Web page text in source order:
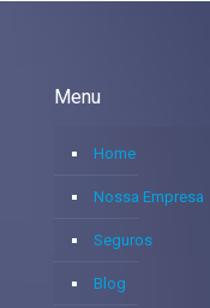
Menu
Home
Nossa Empresa
Seguros
Blog